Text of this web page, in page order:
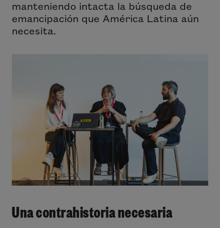
manteniendo intacta la búsqueda de
emancipación que América Latina aún
necesita.
Una contrahistoria necesaria